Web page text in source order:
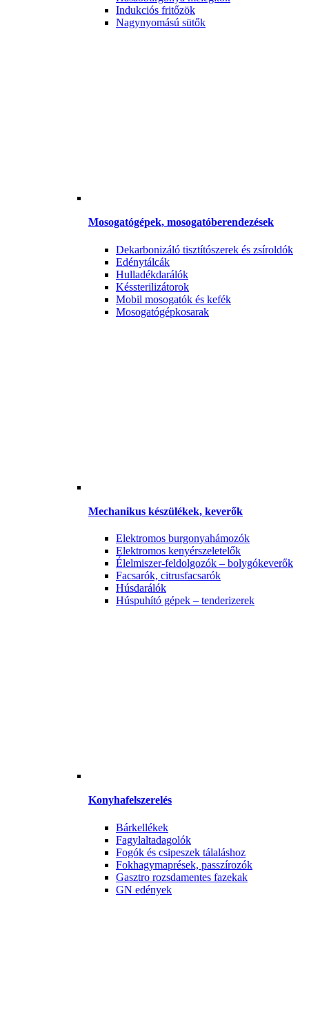
Indukciós fritőzök
Nagynyomású sütők
Mosogatógépek, mosogatóberendezések
Dekarbonizáló tisztítószerek és zsíroldók
Edénytálcák
Hulladékdarálók
Késsterilizátorok
Mobil mosogatók és kefék
Mosogatógépkosarak
Mechanikus készülékek, keverők
Elektromos burgonyahámozók
Elektromos kenyérszeletelők
Élelmiszer-feldolgozók – bolygókeverők
Facsarók, citrusfacsarók
Húsdarálók
Húspuhító gépek – tenderizerek
Konyhafelszerelés
Bárkellékek
Fagylaltadagolók
Fogók és csipeszek tálaláshoz
Fokhagymaprések, passzírozók
Gasztro rozsdamentes fazekak
GN edények